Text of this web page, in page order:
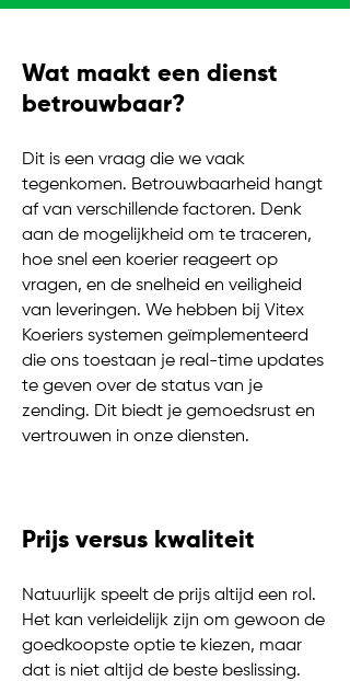
Wat maakt een dienst
betrouwbaar?
Dit is een vraag die we vaak
tegenkomen. Betrouwbaarheid hangt
af van verschillende factoren. Denk
aan de mogelijkheid om te traceren,
hoe snel een koerier reageert op
vragen, en de snelheid en veiligheid
van leveringen. We hebben bij Vitex
Koeriers systemen geïmplementeerd
die ons toestaan je real-time updates
te geven over de status van je
zending. Dit biedt je gemoedsrust en
vertrouwen in onze diensten.
Prijs versus kwaliteit
Natuurlijk speelt de prijs altijd een rol.
Het kan verleidelijk zijn om gewoon de
goedkoopste optie te kiezen, maar
dat is niet altijd de beste beslissing.